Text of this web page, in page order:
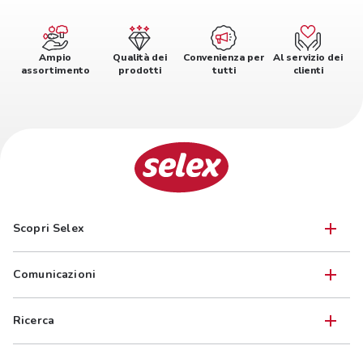
Ampio
assortimento
Qualità dei
prodotti
Convenienza per
tutti
Al servizio dei
clienti
Scopri Selex
Comunicazioni
Ricerca